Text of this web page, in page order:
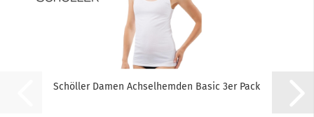
Schöller Damen Achselhemden Basic 3er Pack